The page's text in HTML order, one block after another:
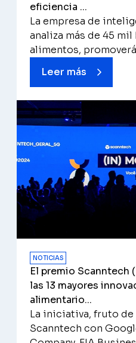
eficiencia ...
La empresa de
analiza más de 45
alimentos, promoverá
Leer más
NOTICIAS
El premio Scanntech
las 13 mayores
alimentario...
La iniciativa, fruto
Scanntech con